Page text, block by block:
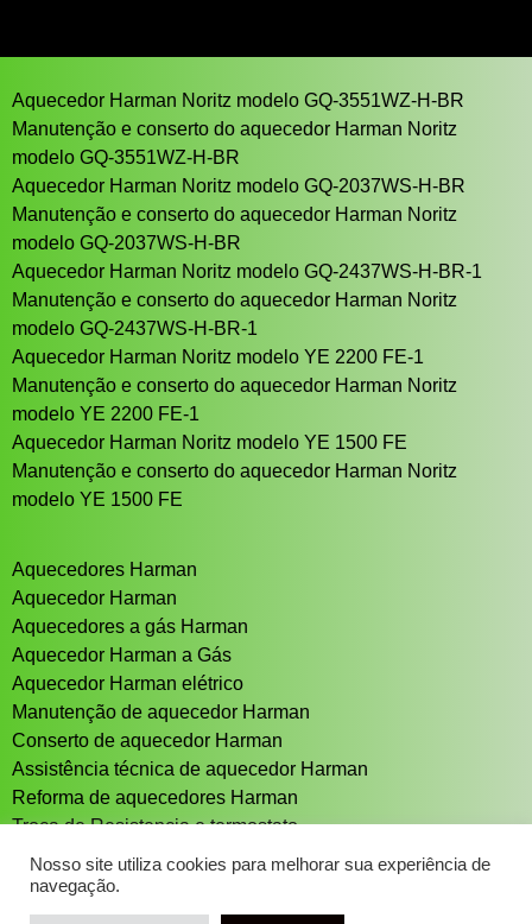
Aquecedor Harman Noritz modelo GQ-3551WZ-H-BR
Manutenção e conserto do aquecedor Harman Noritz
modelo GQ-3551WZ-H-BR
Aquecedor Harman Noritz modelo GQ-2037WS-H-BR
Manutenção e conserto do aquecedor Harman Noritz
modelo GQ-2037WS-H-BR
Aquecedor Harman Noritz modelo GQ-2437WS-H-BR-1
Manutenção e conserto do aquecedor Harman Noritz
modelo GQ-2437WS-H-BR-1
Aquecedor Harman Noritz modelo YE 2200 FE-1
Manutenção e conserto do aquecedor Harman Noritz
modelo YE 2200 FE-1
Aquecedor Harman Noritz modelo YE 1500 FE
Manutenção e conserto do aquecedor Harman Noritz
modelo YE 1500 FE
Aquecedores Harman
Aquecedor Harman
Aquecedores a gás Harman
Aquecedor Harman a Gás
Aquecedor Harman elétrico
Manutenção de aquecedor Harman
Conserto de aquecedor Harman
Assistência técnica de aquecedor Harman
Reforma de aquecedores Harman
Troca de Resistencia e termostato
Aquecedor solar Sistema de aquecimento solar
Nosso site utiliza cookies para melhorar sua experiência de
navegação.